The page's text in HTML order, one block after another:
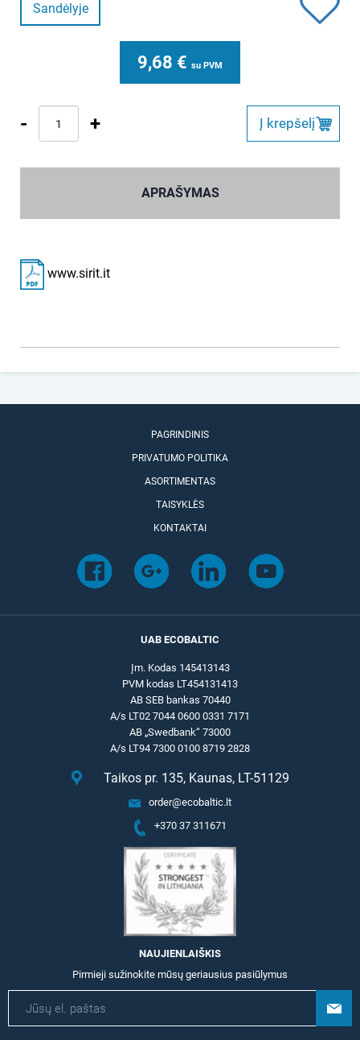
Sandėlyje
9,68 € su PVM
- + Į krepšelį
APRAŠYMAS
www.sirit.it
PAGRINDINIS
PRIVATUMO POLITIKA
ASORTIMENTAS
TAISYKLĖS
KONTAKTAI
UAB ECOBALTIC
Įm. Kodas 145413143
PVM kodas LT454131413
AB SEB bankas 70440
A/s LT02 7044 0600 0331 7171
AB „Swedbank“ 73000
A/s LT94 7300 0100 8719 2828
Taikos pr. 135, Kaunas, LT-51129
order@ecobaltic.lt
+370 37 311671
NAUJIENLAIŠKIS
Pirmieji sužinokite mūsų geriausius pasiūlymus